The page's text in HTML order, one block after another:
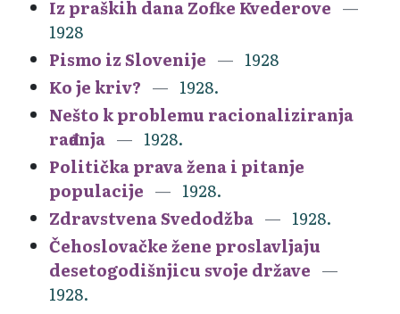
Iz praških dana Zofke Kvederove
1928
Pismo iz Slovenije
1928
Ko je kriv?
1928.
Nešto k problemu racionaliziranja
rađanja
1928.
Politička prava žena i pitanje
populacije
1928.
Zdravstvena Svedodžba
1928.
Čehoslovačke žene proslavljaju
desetogodišnjicu svoje države
1928.